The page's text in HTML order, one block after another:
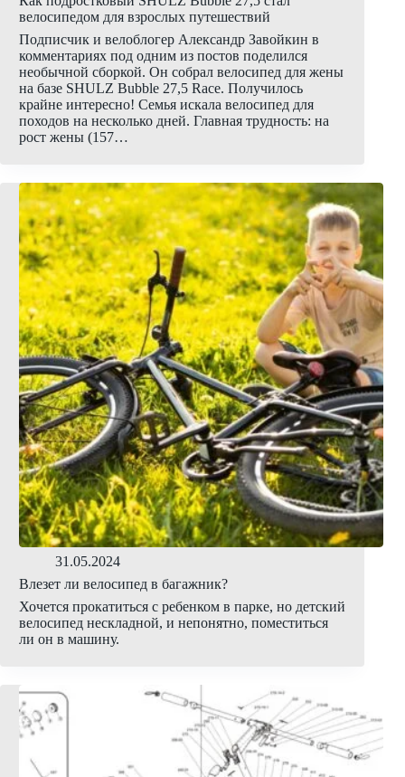
велосипедом для взрослых путешествий
Подписчик и велоблогер Александр Завойкин в
комментариях под одним из постов поделился
необычной сборкой. Он собрал велосипед для жены
на базе SHULZ Bubble 27,5 Race. Получилось
крайне интересно! Семья искала велосипед для
походов на несколько дней. Главная трудность: на
рост жены (157…
31.05.2024
Влезет ли велосипед в багажник?
Хочется прокатиться с ребенком в парке, но детский
велосипед нескладной, и непонятно, поместиться
ли он в машину.